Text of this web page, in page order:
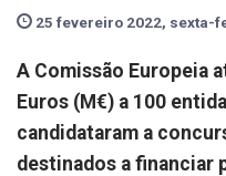
25 fevereiro 2022, sexta-
A Comissão Europeia
Euros (M€) a 100
candidataram a
destinados a financiar